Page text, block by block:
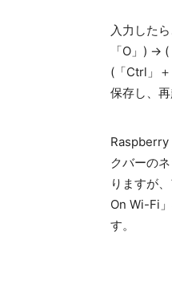
入力した
「O」) →
(「Ctrl」
保存し、再
Raspberry
クバーの
りますが
On Wi-Fi
す。